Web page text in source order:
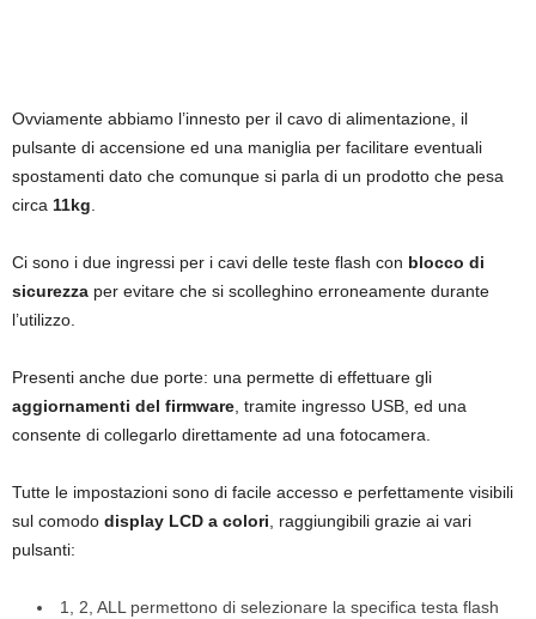
Ovviamente abbiamo l’innesto per il cavo di alimentazione, il
pulsante di accensione ed una maniglia per facilitare eventuali
spostamenti dato che comunque si parla di un prodotto che pesa
circa 11kg.
Ci sono i due ingressi per i cavi delle teste flash con blocco di
sicurezza per evitare che si scolleghino erroneamente durante
l’utilizzo.
Presenti anche due porte: una permette di effettuare gli
aggiornamenti del firmware, tramite ingresso USB, ed una
consente di collegarlo direttamente ad una fotocamera.
Tutte le impostazioni sono di facile accesso e perfettamente visibili
sul comodo display LCD a colori, raggiungibili grazie ai vari
pulsanti:
1, 2, ALL permettono di selezionare la specifica testa flash